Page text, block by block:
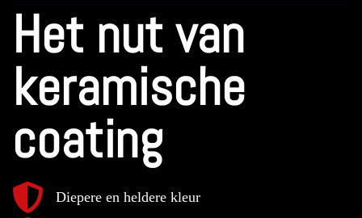
Het nut van
keramische
coating
Diepere en heldere kleur